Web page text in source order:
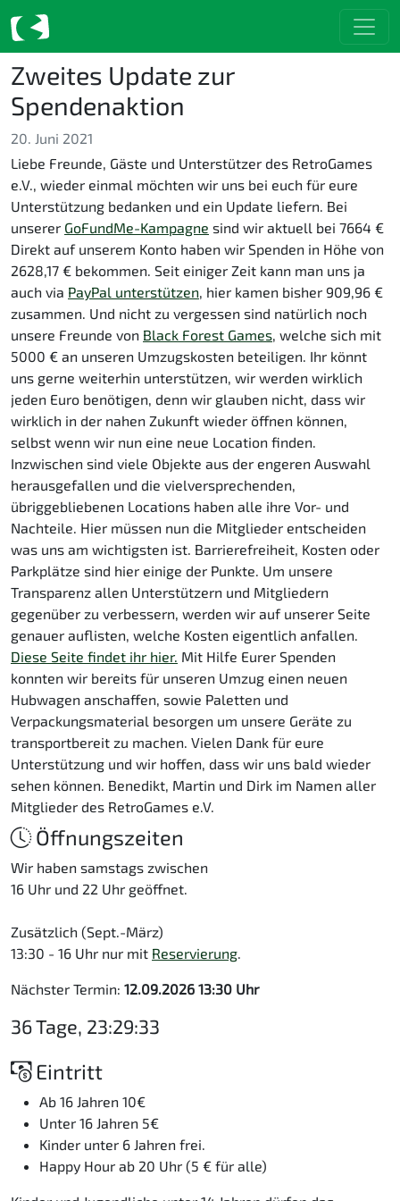
Zweites Update zur
Spendenaktion
20. Juni 2021
Liebe Freunde, Gäste und Unterstützer des RetroGames
e.V., wieder einmal möchten wir uns bei euch für eure
Unterstützung bedanken und ein Update liefern. Bei
unserer GoFundMe-Kampagne sind wir aktuell bei 7664 €
Direkt auf unserem Konto haben wir Spenden in Höhe von
2628,17 € bekommen. Seit einiger Zeit kann man uns ja
auch via PayPal unterstützen, hier kamen bisher 909,96 €
zusammen. Und nicht zu vergessen sind natürlich noch
unsere Freunde von Black Forest Games, welche sich mit
5000 € an unseren Umzugskosten beteiligen. Ihr könnt
uns gerne weiterhin unterstützen, wir werden wirklich
jeden Euro benötigen, denn wir glauben nicht, dass wir
wirklich in der nahen Zukunft wieder öffnen können,
selbst wenn wir nun eine neue Location finden.
Inzwischen sind viele Objekte aus der engeren Auswahl
herausgefallen und die vielversprechenden,
übriggebliebenen Locations haben alle ihre Vor- und
Nachteile. Hier müssen nun die Mitglieder entscheiden
was uns am wichtigsten ist. Barrierefreiheit, Kosten oder
Parkplätze sind hier einige der Punkte. Um unsere
Transparenz allen Unterstützern und Mitgliedern
gegenüber zu verbessern, werden wir auf unserer Seite
genauer auflisten, welche Kosten eigentlich anfallen.
Diese Seite findet ihr hier. Mit Hilfe Eurer Spenden
konnten wir bereits für unseren Umzug einen neuen
Hubwagen anschaffen, sowie Paletten und
Verpackungsmaterial besorgen um unsere Geräte zu
transportbereit zu machen. Vielen Dank für eure
Unterstützung und wir hoffen, dass wir uns bald wieder
sehen können. Benedikt, Martin und Dirk im Namen aller
Mitglieder des RetroGames e.V.
Öffnungszeiten
Wir haben samstags zwischen
16 Uhr und 22 Uhr geöffnet.
Zusätzlich (Sept.-März)
13:30 - 16 Uhr nur mit Reservierung.
Nächster Termin: 12.09.2026 13:30 Uhr
36 Tage, 23:29:33
Eintritt
Ab 16 Jahren 10€
Unter 16 Jahren 5€
Kinder unter 6 Jahren frei.
Happy Hour ab 20 Uhr (5 € für alle)